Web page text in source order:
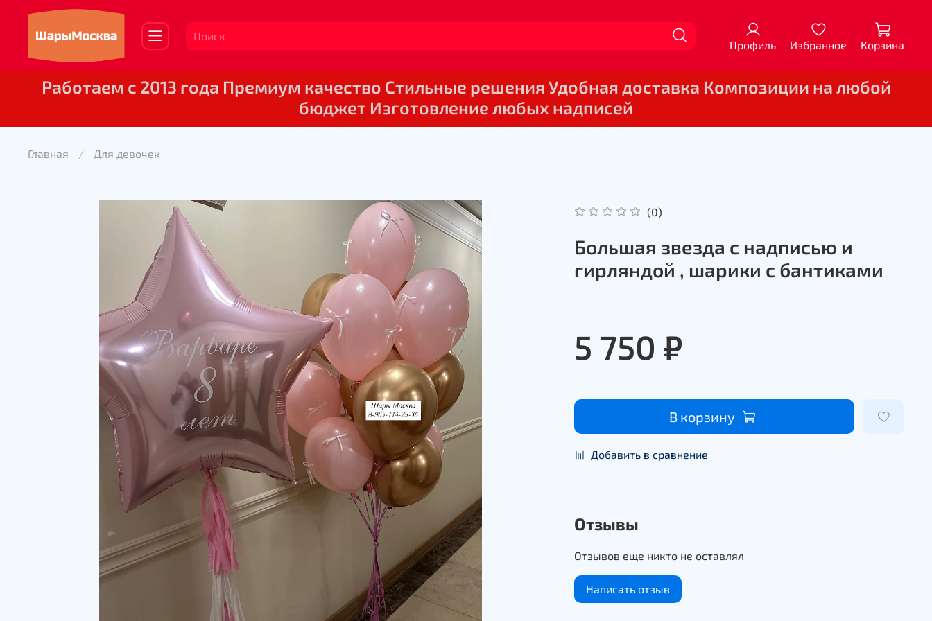
Профиль Избранное Корзина
Работаем с 2013 года Премиум качество Стильные решения Удобная доставка Композиции на любой
бюджет Изготовление любых надписей
Главная Для девочек
(0)
Большая звезда с надписью и
гирляндой , шарики с бантиками
5 750 ₽
В корзину
Добавить в сравнение
Отзывы
Отзывов еще никто не оставлял
Написать отзыв